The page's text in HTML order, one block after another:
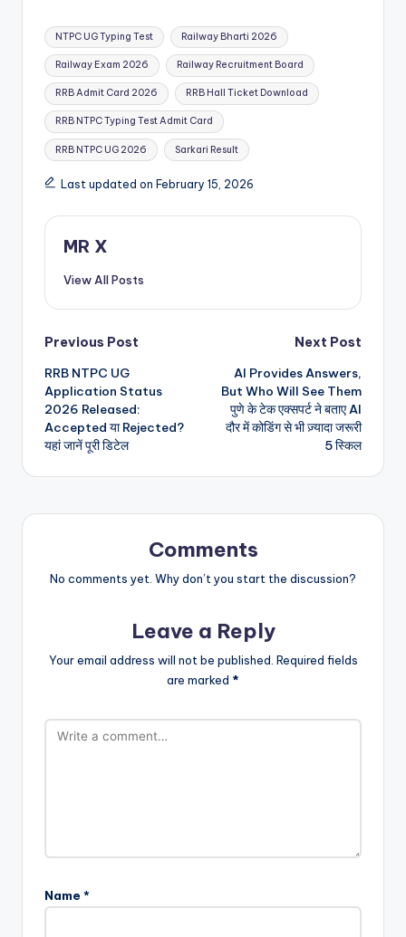
Tags:
NTPC UG Typing Test Railway Bharti 2026
Railway Exam 2026 Railway Recruitment Board
RRB Admit Card 2026 RRB Hall Ticket Download
RRB NTPC Typing Test Admit Card
RRB NTPC UG 2026 Sarkari Result
Last updated on February 15, 2026
MR X
View All Posts
Post
navigation
Previous Post
RRB NTPC UG
Application Status
2026 Released:
Accepted या Rejected?
यहां जानें पूरी डिटेल
Next Post
AI Provides Answers,
But Who Will See Them
पुणे के टेक एक्सपर्ट ने बताए AI
दौर में कोडिंग से भी ज़्यादा जरूरी
5 स्किल
Comments
No comments yet. Why don’t you start the discussion?
Leave a Reply
Your email address will not be published. Required fields
are marked *
Name *